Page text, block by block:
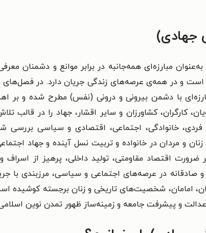
جهادی)
مبارزه‌ای همه‌جانبه در برابر موانع و دشمنان
و در همه‌ی عرصه‌های زندگی جریان دارد. در فصل‌های
با دشمن بیرونی و درونی (نفس) مطرح شده و بر
کارگران، کشاورزان و سایر اقشار، جهاد را در قالب
خانوادگی، اجتماعی، اقتصادی و سیاسی بررسی
و مردان در خانواده و تربیت نسل آینده و جهاد
ضرورت اقتصاد مقاومتی، تولید داخلی، پرهیز از اسراف
در عرصه‌های اجتماعی و سیاسی، مرزبندی با
امامان، شخصیت‌های تاریخی و زنان برجسته کوشیده
و پیشرفت جامعه و زمینه‌ساز ظهور تمدن نوین